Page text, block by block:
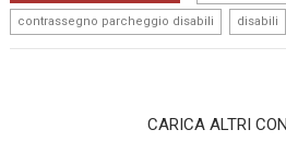
contrassegno parcheggio disabili disabili
CARICA ALTRI